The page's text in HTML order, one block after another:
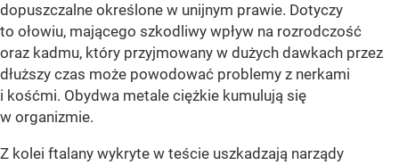
dopuszczalne określone w unijnym prawie. Dotyczy
to ołowiu, mającego szkodliwy wpływ na rozrodczość
oraz kadmu, który przyjmowany w dużych dawkach przez
dłuższy czas może powodować problemy z nerkami
i kośćmi. Obydwa metale ciężkie kumulują się
w organizmie.
Z kolei ftalany wykryte w teście uszkadzają narządy